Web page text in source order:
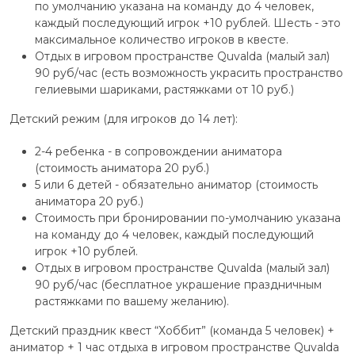
по умолчанию указана на команду до 4 человек,
каждый последующий игрок +10 рублей. Шесть - это
максимальное количество игроков в квесте.
Отдых в игровом пространстве Quvalda (малый зал)
90 руб/час (есть возможность украсить пространство
гелиевыми шариками, растяжками от 10 руб.)
Детский режим (для игроков до 14 лет):
2-4 ребенка - в сопровождении аниматора
(стоимость аниматора 20 руб.)
5 или 6 детей - обязательно аниматор (стоимость
аниматора 20 руб.)
Стоимость при бронировании по-умолчанию указана
на команду до 4 человек, каждый последующий
игрок +10 рублей.
Отдых в игровом пространстве Quvalda (малый зал)
90 руб/час (бесплатное украшение праздничным
растяжками по вашему желанию).
Детский праздник квест “Хоббит” (команда 5 человек) +
аниматор + 1 час отдыха в игровом пространстве Quvalda